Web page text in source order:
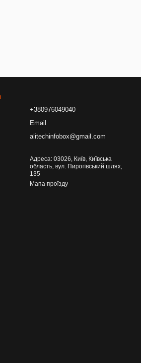
+380976049040
Email
alitechinfobox@gmail.com
Адреса: 03026, Київ, Київська
область, вул. Пирогівський шлях,
135
Мапа проїзду